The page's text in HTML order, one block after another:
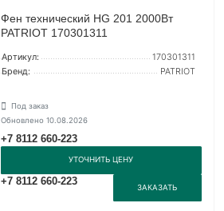
Фен технический HG 201 2000Вт
PATRIOT 170301311
Артикул:
170301311
Бренд:
PATRIOT
Под заказ
Обновлено 10.08.2026
+7 8112 660-223
УТОЧНИТЬ ЦЕНУ
+7 8112 660-223
ЗАКАЗАТЬ